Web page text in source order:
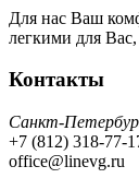
Для нас Ваш
легкими для
Контакты
Санкт-
+7 (812) 318-77-
office@linevg.ru